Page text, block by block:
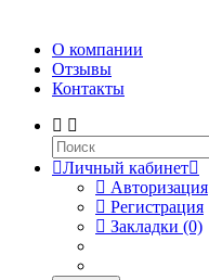
О компании
Отзывы
Контакты
Личный кабинет
Авторизация
Регистрация
Закладки (0)